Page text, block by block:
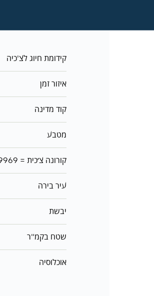
קידומת חיוג לצ'כיה
איזור זמן
קוד מדינה
מטבע
1 קורונה צ׳כית = ₪0.1434772659009969
עיר בירה
יבשת
שטח בקמ"ר
אוכלוסיה